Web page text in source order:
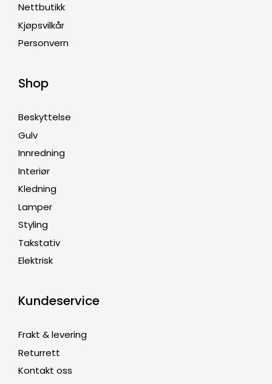
Nettbutikk
Kjøpsvilkår
Personvern
Shop
Beskyttelse
Gulv
Innredning
Interiør
Kledning
Lamper
Styling
Takstativ
Elektrisk
Kundeservice
Frakt & levering
Returrett
Kontakt oss